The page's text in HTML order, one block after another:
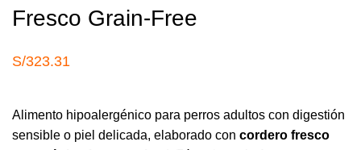
Fresco Grain-Free
S/323.31
Alimento hipoalergénico para perros adultos con digestión
sensible o piel delicada, elaborado con cordero fresco